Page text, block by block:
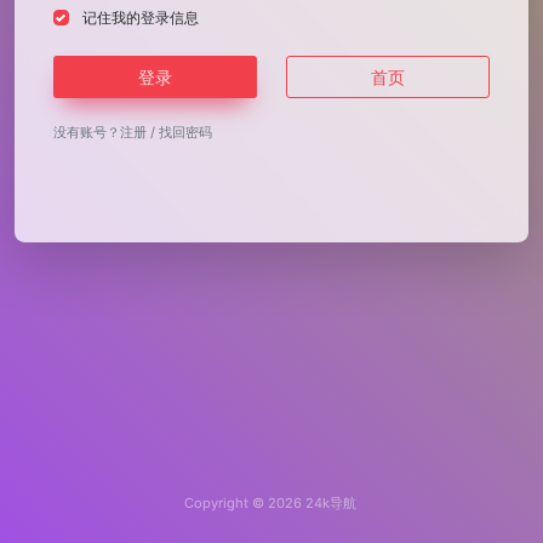
记住我的登录信息
登录 首页
没有账号？ 注册 / 找回密码
Copyright © 2026 24k导航